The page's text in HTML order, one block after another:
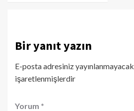
Bir yanıt yazın
E-posta adresiniz yayınlanmayacak.
işaretlenmişlerdir
Yorum *